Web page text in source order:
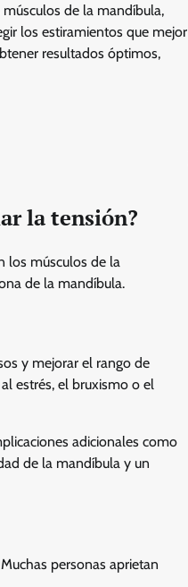
de la mandíbula,
los estiramientos que mejor
resultados óptimos,
la tensión?
los músculos de la
de la mandíbula.
y mejorar el rango de
estrés, el bruxismo o el
adicionales como
de la mandíbula y un
personas aprietan